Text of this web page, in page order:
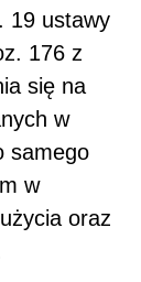
19 ustawy
176 z
się na
w
samego
w
oraz